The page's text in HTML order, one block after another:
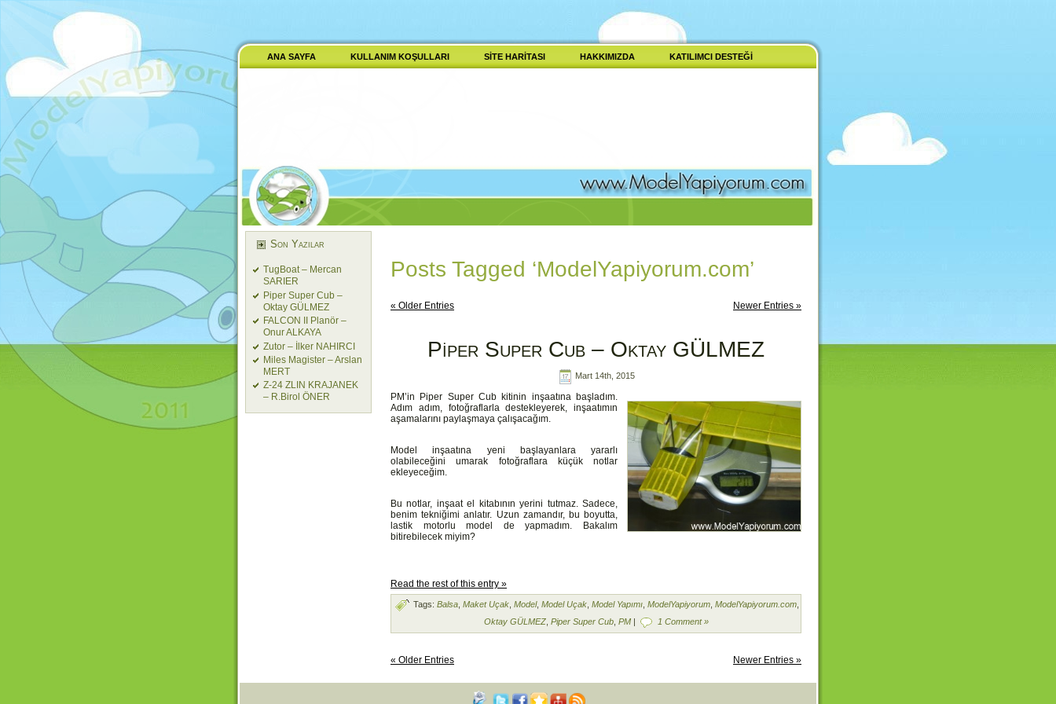
ANA SAYFA KULLANIM KOŞULLARI SITE HARITASI HAKKIMIZDA KATILIMCI DESTEĞI
Son Yazılar
TugBoat – Mercan
SARIER
Piper Super Cub –
Oktay GÜLMEZ
FALCON II Planör –
Onur ALKAYA
Zutor – İlker NAHIRCI
Miles Magister – Arslan
MERT
Z-24 ZLIN KRAJANEK
– R.Birol ÖNER
Posts Tagged ‘ModelYapiyorum.com’
« Older Entries Newer Entries »
Piper Super Cub – Oktay GÜLMEZ
Mart 14th, 2015
PM’in Piper Super Cub kitinin inşaatına başladım.
Adım adım, fotoğraflarla destekleyerek, inşaatımın
aşamalarını paylaşmaya çalışacağım.
Model inşaatına yeni başlayanlara yararlı
olabileceğini umarak fotoğraflara küçük notlar
ekleyeceğim.
Bu notlar, inşaat el kitabının yerini tutmaz. Sadece,
benim tekniğimi anlatır. Uzun zamandır, bu boyutta,
lastik motorlu model de yapmadım. Bakalım
bitirebilecek miyim?
Read the rest of this entry »
Tags: Balsa, Maket Uçak, Model, Model Uçak, Model Yapımı, ModelYapiyorum, ModelYapiyorum.com,
Oktay GÜLMEZ, Piper Super Cub, PM| 1 Comment »
« Older Entries Newer Entries »